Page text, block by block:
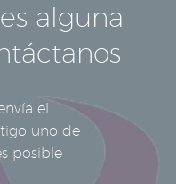
alguna
el
uno de
posible